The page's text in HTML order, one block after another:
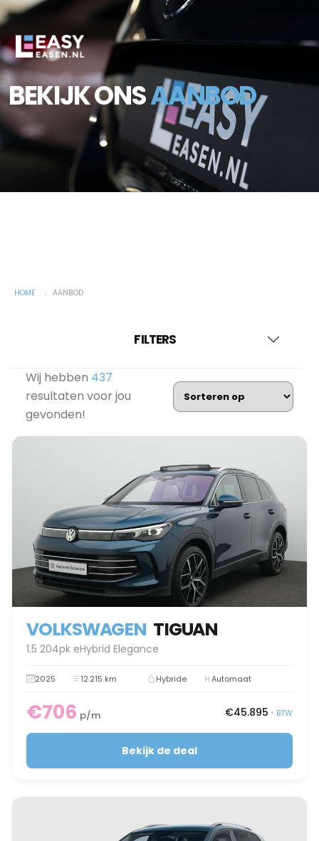
BEKIJK ONSAANBOD
HOME AANBOD
FILTERS
Wij hebben 437
resultaten voor jou
gevonden!
VOLKSWAGEN TIGUAN
1.5 204pk eHybrid Elegance
2025 12.215 km Hybride Automaat
€706 p/m €45.895 • BTW
Bekijk de deal